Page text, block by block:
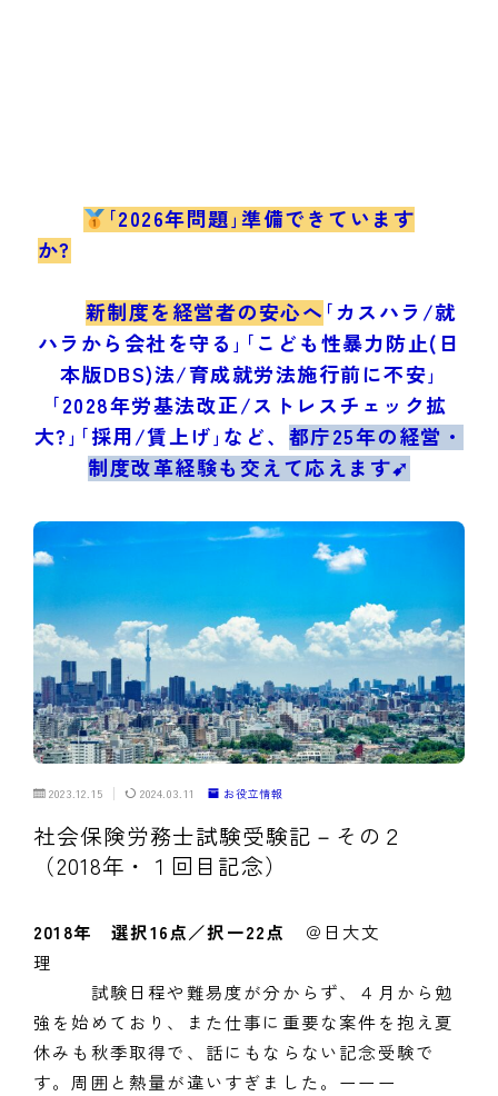
｢2026年問題｣準備できています
か?
新制度を経営者の安心へ ｢カスハラ/就
ハラから会社を守る｣｢こども性暴力防止(日
本版DBS)法/育成就労法施行前に不安｣
｢2028年労基法改正/ストレスチェック拡
大?｣｢採用/賃上げ｣など、 都庁25年の経営・
制度改革経験も交えて応えます➹
2023.12.15 2024.03.11 お役立情報
社会保険労務士試験受験記－その２
（2018年・１回目記念）
2018年 選択16点／択一22点
＠日大文
理
試験日程や難易度が分からず、４月から勉
強を始めており、また仕事に重要な案件を抱え夏
休みも秋季取得で、話にもならない記念受験で
す。周囲と熱量が違いすぎました。ーーー